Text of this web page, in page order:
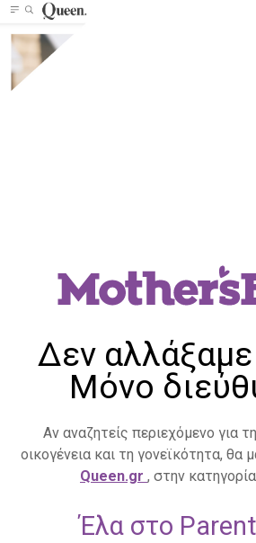
Δεν
Μόνο
Αν αναζητείς περιεχόμενο για
οικογένεια και τη γονεϊκότητα, θα
Queen.gr , στην
Έλα στο